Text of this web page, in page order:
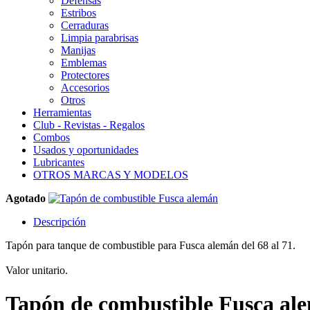
Estribos
Cerraduras
Limpia parabrisas
Manijas
Emblemas
Protectores
Accesorios
Otros
Herramientas
Club - Revistas - Regalos
Combos
Usados y oportunidades
Lubricantes
OTROS MARCAS Y MODELOS
Agotado
Descripción
Tapón para tanque de combustible para Fusca alemán del 68 al 71.
Valor unitario.
Tapón de combustible Fusca